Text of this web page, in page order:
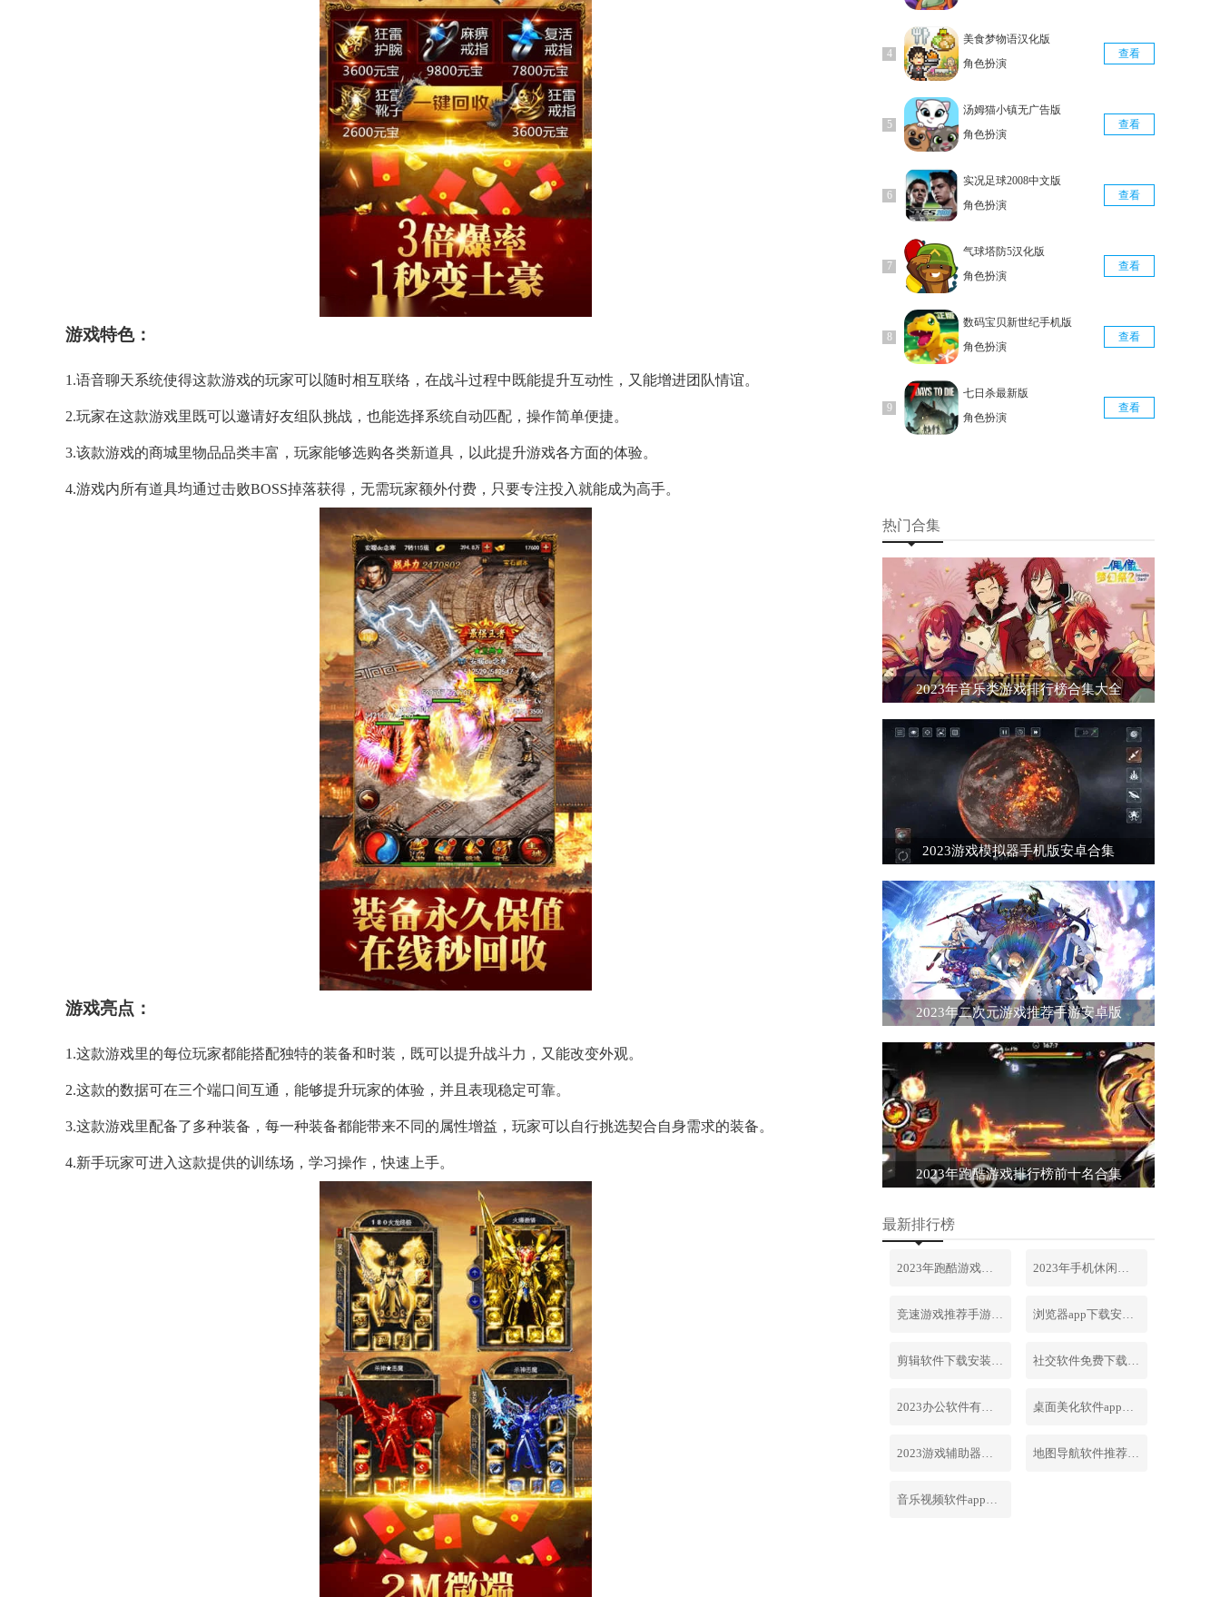
游戏特色：
1.语音聊天系统使得这款游戏的玩家可以随时相互联络，在战斗过程中既能提升互动性，又能增进团队情谊。
2.玩家在这款游戏里既可以邀请好友组队挑战，也能选择系统自动匹配，操作简单便捷。
3.该款游戏的商城里物品品类丰富，玩家能够选购各类新道具，以此提升游戏各方面的体验。
4.游戏内所有道具均通过击败BOSS掉落获得，无需玩家额外付费，只要专注投入就能成为高手。
游戏亮点：
1.这款游戏里的每位玩家都能搭配独特的装备和时装，既可以提升战斗力，又能改变外观。
2.这款的数据可在三个端口间互通，能够提升玩家的体验，并且表现稳定可靠。
3.这款游戏里配备了多种装备，每一种装备都能带来不同的属性增益，玩家可以自行挑选契合自身需求的装备。
4.新手玩家可进入这款提供的训练场，学习操作，快速上手。
美食梦物语汉化版
角色扮演
查看
汤姆猫小镇无广告版
角色扮演
查看
实况足球2008中文版
角色扮演
查看
气球塔防5汉化版
角色扮演
查看
数码宝贝新世纪手机版
角色扮演
查看
七日杀最新版
角色扮演
查看
热门合集
2023年音乐类游戏排行榜合集大全
2023游戏模拟器手机版安卓合集
2023年二次元游戏推荐手游安卓版
2023年跑酷游戏排行榜前十名合集
最新排行榜
2023年跑酷游戏排行榜前十名合集 2023年手机休闲游戏排行榜前十名
竞速游戏推荐手游排行榜最新2023 浏览器app下载安装免费官网
剪辑软件下载安装免费手机版 社交软件免费下载安装大全最新
2023办公软件有哪些合集软件 桌面美化软件app下载安卓版
2023游戏辅助器软件大全免费 地图导航软件推荐下载安装手机版
音乐视频软件app下载安装免费